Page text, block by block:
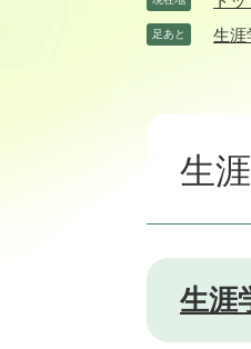
足あと 生涯
生
生涯